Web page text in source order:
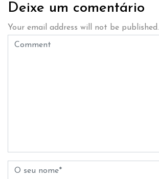
Deixe um comentário
Your email address will not be published.